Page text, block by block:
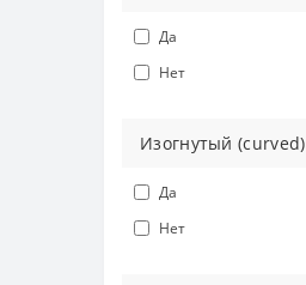
Да
Нет
Изогнутый (curved)
Да
Нет